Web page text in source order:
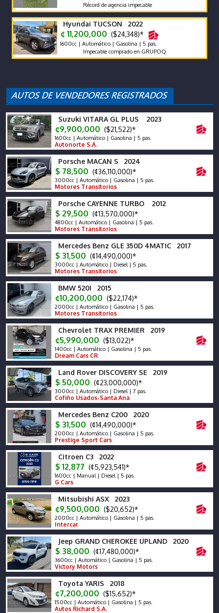
Récord de agencia impecable
Hyundai TUCSON 2022
¢ 11,200,000 ($24,348)*
1600cc | Automático | Gasolina | 5 pas.
Impecable comprado en GRUPOQ
Suzuki VITARA GL PLUS 2023
¢9,900,000 ($21,522)*
1600cc | Automático | Gasolina | 5 pas.
Autonorte S.A.
Porsche MACAN S 2024
$ 78,500 (¢36,110,000)*
3000cc | Automático | Gasolina | 5 pas.
Motores Transitorios
Porsche CAYENNE TURBO 2012
$ 29,500 (¢13,570,000)*
4800cc | Automático | Gasolina | 5 pas.
Motores Transitorios
Mercedes Benz GLE 350D 4MATIC 2017
$ 31,500 (¢14,490,000)*
3000cc | Automático | Diesel | 5 pas.
Motores Transitorios
BMW 520I 2015
¢10,200,000 ($22,174)*
2000cc | Automático | Gasolina | 5 pas.
Motores Transitorios
Chevrolet TRAX PREMIER 2019
¢5,990,000 ($13,022)*
1400cc | Automático | Gasolina | 5 pas.
Dream Cars CR
Land Rover DISCOVERY SE 2019
$ 50,000 (¢23,000,000)*
3000cc | Automático | Diesel | 7 pas.
Cofiño Usados-Santa Ana
Mercedes Benz C200 2020
$ 31,500 (¢14,490,000)*
2000cc | Automático | Gasolina | 5 pas.
Prestige Sport Cars
Citroen C3 2022
$ 12,877 (¢5,923,541)*
1600cc | Manual | Diesel | 5 pas.
G Cars
Mitsubishi ASX 2023
¢9,500,000 ($20,652)*
2000cc | Automático | Gasolina | 5 pas.
Intercar
Jeep GRAND CHEROKEE UPLAND 2020
$ 38,000 (¢17,480,000)*
3600cc | Automático | Gasolina | 5 pas.
Victory Motors
Toyota YARIS 2018
¢7,200,000 ($15,652)*
1500cc | Automático | Gasolina | 5 pas.
Autos Richard S.A.